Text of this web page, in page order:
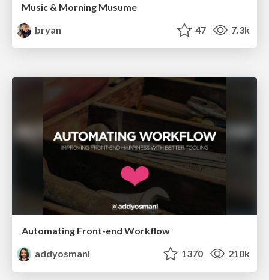
Music & Morning Musume
bryan
47 7.3k
Automating Front-end Workflow
addyosmani
1370 210k